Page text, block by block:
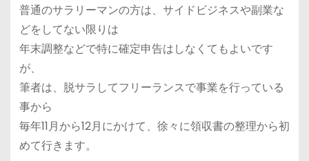
普通のサラリーマンの方は、サイドビジネスや副業な
どをしてない限りは
年末調整などで特に確定申告はしなくてもよいです
が、
筆者は、脱サラしてフリーランスで事業を行っている
事から
毎年11月から12月にかけて、徐々に領収書の整理から初
めて行きます。